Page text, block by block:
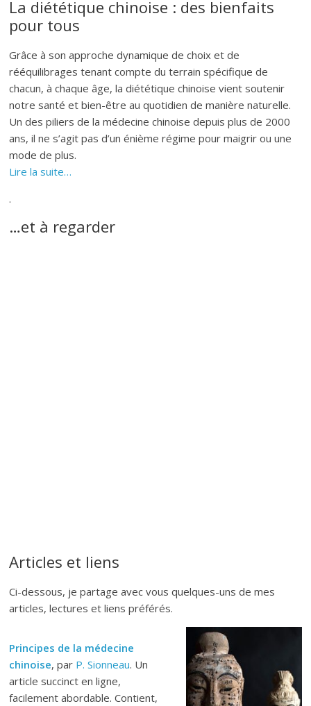
La diététique chinoise : des bienfaits
pour tous
Grâce à son approche dynamique de choix et de
rééquilibrages tenant compte du terrain spécifique de
chacun, à chaque âge, la diététique chinoise vient soutenir
notre santé et bien-être au quotidien de manière naturelle.
Un des piliers de la médecine chinoise depuis plus de 2000
ans, il ne s’agit pas d’un énième régime pour maigrir ou une
mode de plus.
Lire la suite…
.
…et à regarder
Articles et liens
Ci-dessous, je partage avec vous quelques-uns de mes
articles, lectures et liens préférés.
Principes de la médecine
chinoise, par P. Sionneau. Un
article succinct en ligne,
facilement abordable. Contient,